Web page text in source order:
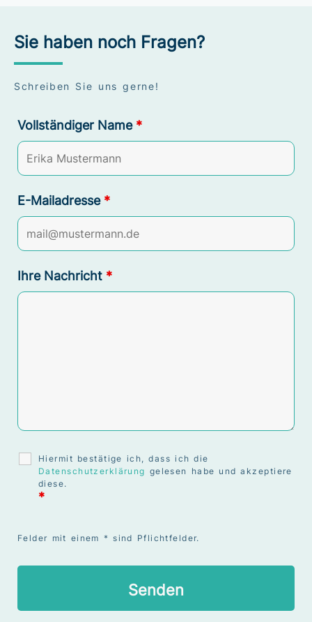
Sie haben noch Fragen?
Schreiben Sie uns gerne!
Vollständiger Name *
E-Mailadresse *
Ihre Nachricht *
Hiermit bestätige ich, dass ich die
Datenschutzerklärung gelesen habe und akzeptiere
diese.
*
Felder mit einem * sind Pflichtfelder.